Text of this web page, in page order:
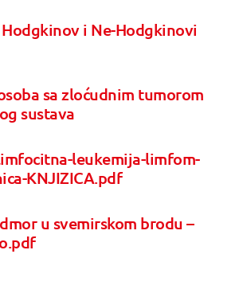
i Ne-Hodgkinovi
sa zloćudnim tumorom
sustava
leukemija-limfom-
KNJIZICA.pdf
u svemirskom brodu –